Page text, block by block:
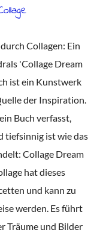
Collagen: Ein
'Collage Dream
ist ein Kunstwerk
der Inspiration.
Buch verfasst,
tiefsinnig ist wie das
Collage Dream
hat dieses
und kann zu
werden. Es führt
Träume und Bilder